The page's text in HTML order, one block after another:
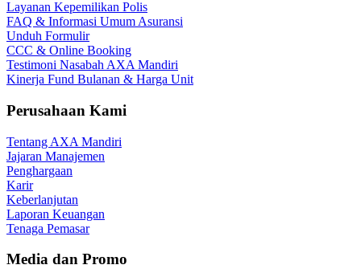
Layanan Kepemilikan Polis
FAQ & Informasi Umum Asuransi
Unduh Formulir
CCC & Online Booking
Testimoni Nasabah AXA Mandiri
Kinerja Fund Bulanan & Harga Unit
Perusahaan Kami
Tentang AXA Mandiri
Jajaran Manajemen
Penghargaan
Karir
Keberlanjutan
Laporan Keuangan
Tenaga Pemasar
Media dan Promo